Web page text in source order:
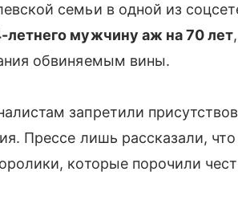
семьи в одной из
летнего мужчину аж на 70 лет
обвиняемым вины.
запретили
Прессе лишь рассказали,
которые порочили